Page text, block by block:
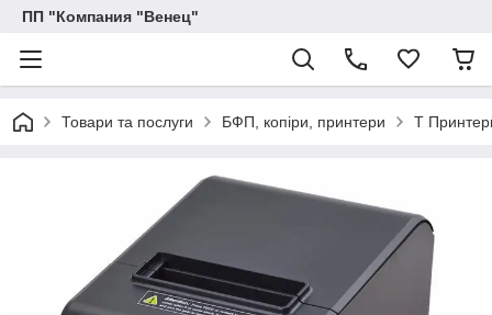
ПП "Компания "Венец"
Товари та послуги БФП, копіри, принтери T